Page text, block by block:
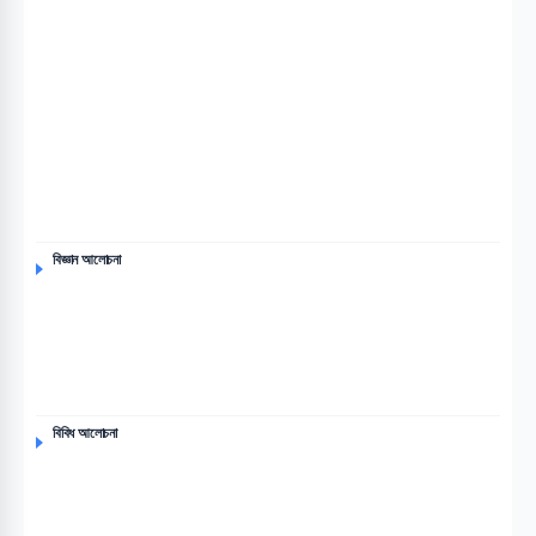
বিজ্ঞান আলোচনা
বিবিধ আলোচনা